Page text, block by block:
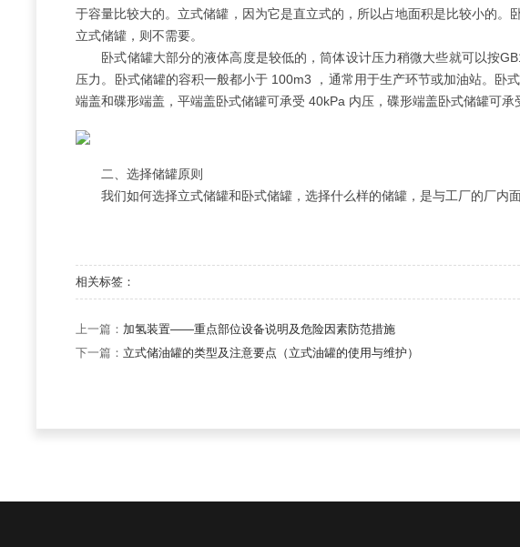
于容量比较大的。立式储罐，因为它是直立式的，所以占地面积是比较小的
立式储罐，则不需要。
卧式储罐大部分的液体高度是较低的，筒体设计压力稍微大些就可以按
压力。卧式储罐的容积一般都小于 100m3 ，通常用于生产环节或加油站。
端盖和碟形端盖，平端盖卧式储罐可承受 40kPa 内压，碟形端盖卧式储罐可
二、选择储罐原则
我们如何选择立式储罐和卧式储罐，选择什么样的储罐，是与工厂的厂内
相关标签：
上一篇： 加氢装置——重点部位设备说明及危险因素防范措施
下一篇： 立式储油罐的类型及注意要点（立式油罐的使用与维护）